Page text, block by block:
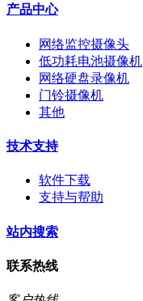
产品中心
网络监控摄像头
低功耗电池摄像机
网络硬盘录像机
门铃摄像机
其他
技术支持
软件下载
支持与帮助
站内搜索
联系热线